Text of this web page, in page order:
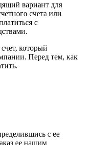
вариант для
счета или
с
который
Перед тем, как
с ее
ее нашим